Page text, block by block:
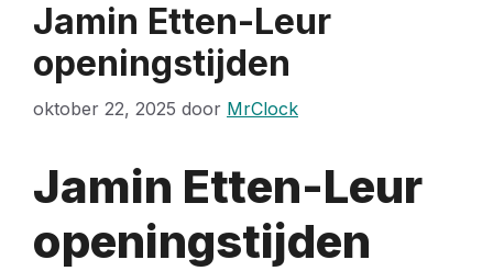
Jamin Etten-Leur
openingstijden
oktober 22, 2025 door MrClock
Jamin Etten-Leur
openingstijden